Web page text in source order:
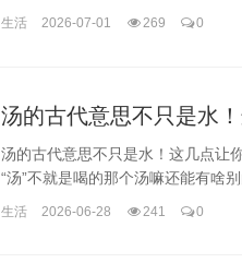
生活 2026-07-01 269 0
汤的古代意思不只是水
汤的古代意思不只是水！这几点让
“汤”不就是喝的那个汤嘛还能有啥
生活 2026-06-28 241 0